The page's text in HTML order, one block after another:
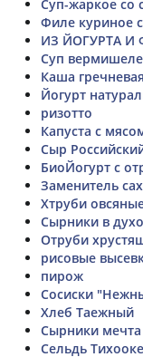
Суп-жаркое со
Филе куриное
ИЗ ЙОГУРТА И
Суп
Каша
Йогурт
ризотто
Капуста с
Сыр
БиоЙогурт с
Заменитель
Хтруби
Сырники в
Отруби
рисовые
пирож
Сосиски
Хлеб Таежный
Сырники мечта
Сельдь